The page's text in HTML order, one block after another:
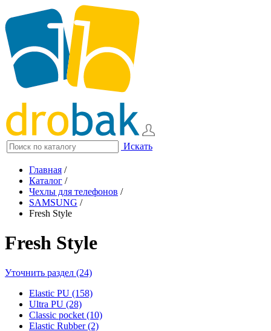
Искать
Главная /
Каталог /
Чехлы для телефонов /
SAMSUNG /
Fresh Style
Fresh Style
Уточнить раздел (24)
Elastic PU (158)
Ultra PU (28)
Classic pocket (10)
Elastic Rubber (2)